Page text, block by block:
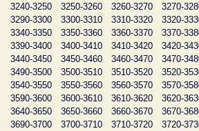
3240-3250
3250-3260 3260-3270 3270-
3290-3300
3300-3310 3310-3320 3320-
3340-3350
3350-3360 3360-3370 3370-
3390-3400
3400-3410 3410-3420 3420-
3440-3450
3450-3460 3460-3470 3470-
3490-3500
3500-3510 3510-3520 3520-
3540-3550
3550-3560 3560-3570 3570-
3590-3600
3600-3610 3610-3620 3620-
3640-3650
3650-3660 3660-3670 3670-
3690-3700
3700-3710 3710-3720 3720-